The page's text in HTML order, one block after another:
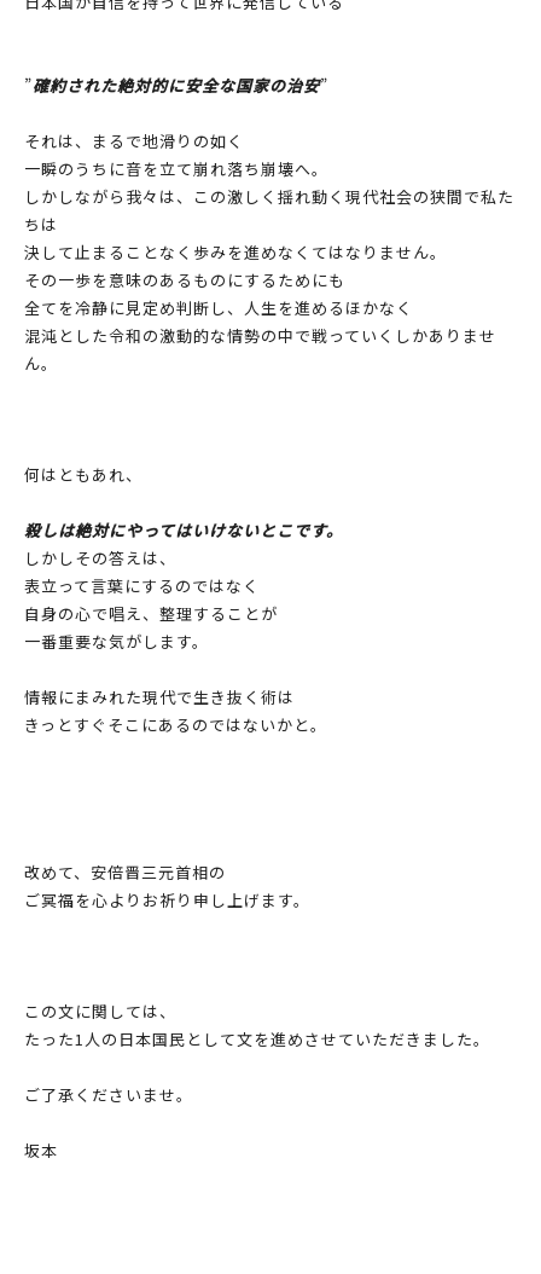
”確約された絶対的に安全な国家の治安”
それは、まるで地滑りの如く
一瞬のうちに音を立て崩れ落ち崩壊へ。
しかしながら我々は、この激しく揺れ動く現代社会の狭間で私た
ちは
決して止まることなく歩みを進めなくてはなりません。
その一歩を意味のあるものにするためにも
全てを冷静に見定め判断し、人生を進めるほかなく
混沌とした令和の激動的な情勢の中で戦っていくしかありませ
ん。
何はともあれ、
殺しは絶対にやってはいけないとこです。
しかしその答えは、
表立って言葉にするのではなく
自身の心で唱え、整理することが
一番重要な気がします。
情報にまみれた現代で生き抜く術は
きっとすぐそこにあるのではないかと。
改めて、安倍晋三元首相の
ご冥福を心よりお祈り申し上げます。
この文に関しては、
たった1人の日本国民として文を進めさせていただきました。
ご了承くださいませ。
坂本